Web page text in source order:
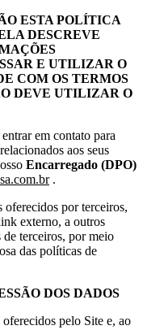
ESTA POLÍTICA
DESCREVE
E UTILIZAR O
COM OS TERMOS
DEVE UTILIZAR O
em contato para
aos seus
Encarregado (DPO)
.
oferecidos por terceiros,
externo, a outros
terceiros, por meio
das políticas de
DOS DADOS
pelo Site e, ao